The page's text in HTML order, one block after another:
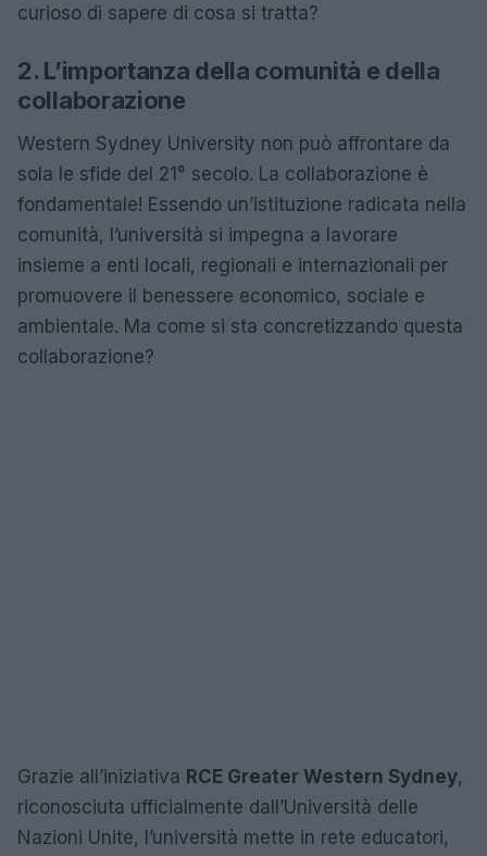
curioso di sapere di cosa si tratta?
2. L’importanza della comunità e della
collaborazione
Western Sydney University non può affrontare da
sola le sfide del 21° secolo. La collaborazione è
fondamentale! Essendo un’istituzione radicata nella
comunità, l’università si impegna a lavorare
insieme a enti locali, regionali e internazionali per
promuovere il benessere economico, sociale e
ambientale. Ma come si sta concretizzando questa
collaborazione?
Grazie all’iniziativa RCE Greater Western Sydney,
riconosciuta ufficialmente dall’Università delle
Nazioni Unite, l’università mette in rete educatori,